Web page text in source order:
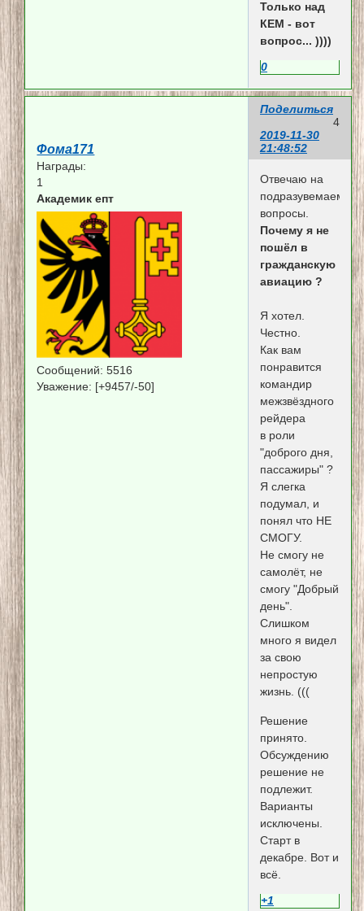
Только над
КЕМ - вот
вопрос... ))))
0
Поделиться
4
2019-11-30
21:48:52
Фома171
Награды:
1
Академик епт
Сообщений: 5516
Уважение: [+9457/-50]
Отвечаю на
подразувемаемые
вопросы.
Почему я не
пошёл в
гражданскую
авиацию ?
Я хотел.
Честно.
Как вам
понравится
командир
межзвёздного
рейдера
в роли
"доброго дня,
пассажиры" ?
Я слегка
подумал, и
понял что НЕ
СМОГУ.
Не смогу не
самолёт, не
смогу "Добрый
день".
Слишком
много я видел
за свою
непростую
жизнь. (((
Решение
принято.
Обсуждению
решение не
подлежит.
Варианты
исключены.
Старт в
декабре. Вот и
всё.
+1